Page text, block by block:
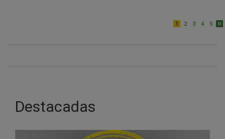
1 2 3 4 5
Destacadas